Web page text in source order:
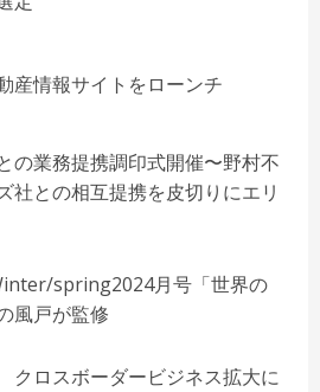
産情報サイトをローンチ
の業務提携調印式開催〜野村不
社との相互提携を皮切りにエリ
spring2024月号「世界の
風戸が監修
ロスボーダービジネス拡大に